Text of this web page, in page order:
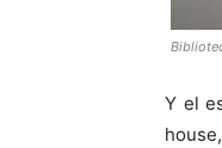
Y el